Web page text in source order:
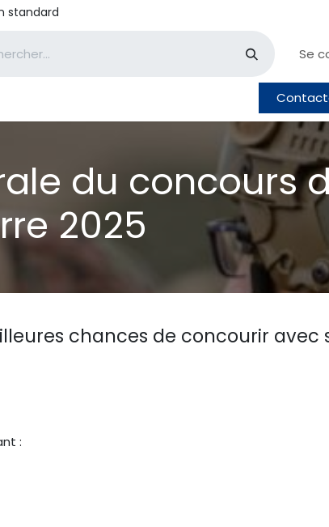
standard
Se
du concours
2025
chances de concourir avec
: